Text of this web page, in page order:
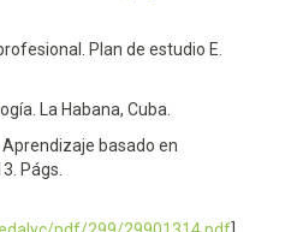
Plan de estudio E.
La Habana, Cuba.
Aprendizaje basado en
Págs.